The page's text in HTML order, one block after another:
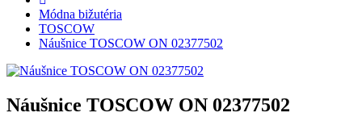
Módna bižutéria
TOSCOW
Náušnice TOSCOW ON 02377502
Náušnice TOSCOW ON 02377502